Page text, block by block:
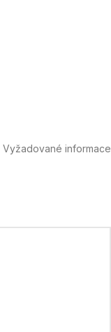
Vyžadované informace